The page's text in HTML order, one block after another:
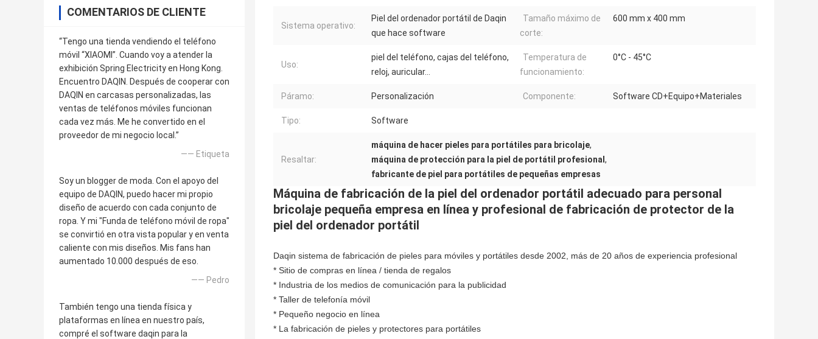
COMENTARIOS DE CLIENTE
“Tengo una tienda vendiendo el teléfono
móvil “XIAOMI”. Cuando voy a atender la
exhibición Spring Electricity en Hong Kong.
Encuentro DAQIN. Después de cooperar con
DAQIN en carcasas personalizadas, las
ventas de teléfonos móviles funcionan
cada vez más. Me he convertido en el
proveedor de mi negocio local.”
—— Etiqueta
Soy un blogger de moda. Con el apoyo del
equipo de DAQIN, puedo hacer mi propio
diseño de acuerdo con cada conjunto de
ropa. Y mi "Funda de teléfono móvil de ropa"
se convirtió en otra vista popular y en venta
caliente con mis diseños. Mis fans han
aumentado 10.000 después de eso.
—— Pedro
También tengo una tienda física y
plataformas en línea en nuestro país,
compré el software daqin para la
Sistema operativo:
Piel del ordenador portátil de Daqin
que hace software
Tamaño máximo de
corte:
600 mm x 400 mm
Uso:
piel del teléfono, cajas del teléfono,
reloj, auricular…
Temperatura de
funcionamiento:
0°C - 45°C
Páramo: Personalización Componente: Software CD+Equipo+Materiales
Tipo: Software
Resaltar:
máquina de hacer pieles para portátiles para bricolaje,
máquina de protección para la piel de portátil profesional,
fabricante de piel para portátiles de pequeñas empresas
Máquina de fabricación de la piel del ordenador portátil adecuado para personal
bricolaje pequeña empresa en línea y profesional de fabricación de protector de la
piel del ordenador portátil
Daqin sistema de fabricación de pieles para móviles y portátiles desde 2002, más de 20 años de experiencia profesional
* Sitio de compras en línea / tienda de regalos
* Industria de los medios de comunicación para la publicidad
* Taller de telefonía móvil
* Pequeño negocio en línea
* La fabricación de pieles y protectores para portátiles